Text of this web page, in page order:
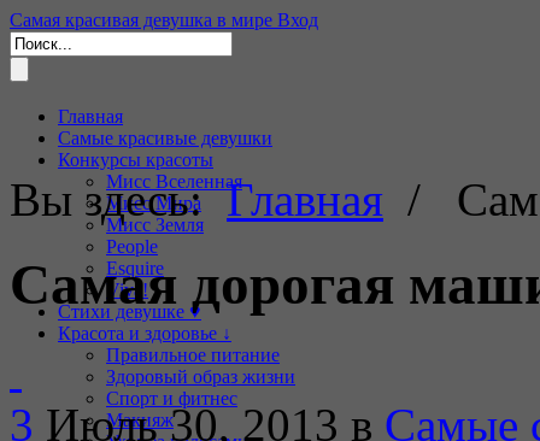
Самая красивая девушка в мире Вход
Главная
Самые красивые девушки
Конкурсы красоты
Мисс Вселенная
Мисс Мира
Мисс Земля
People
Esquire
Viva!
Стихи девушке ♥
Красота и здоровье ↓
Правильное питание
Здоровый образ жизни
Спорт и фитнес
Макияж
Вы здесь:Главная /
Самая дорогая
3 Июль 30, 2013 в Самые